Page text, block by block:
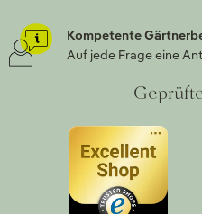
Kompetente
Auf jede Frage eine